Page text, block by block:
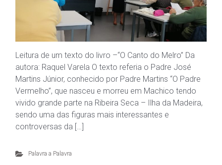
Leitura de um texto do livro –“O Canto do Melro” Da
autora: Raquel Varela O texto referia o Padre José
Martins Júnior, conhecido por Padre Martins “O Padre
Vermelho”, que nasceu e morreu em Machico tendo
vivido grande parte na Ribeira Seca – Ilha da Madeira,
sendo uma das figuras mais interessantes e
controversas da […]
Palavra a Palavra